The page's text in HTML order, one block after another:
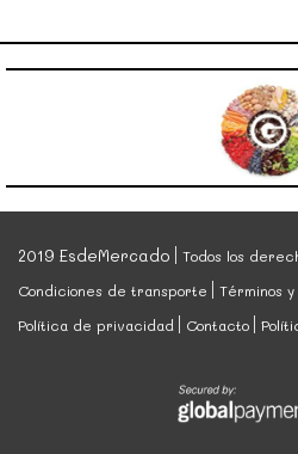
2019 EsdeMercado
Todos los
Condiciones de transporte
Términos
Política de privacidad
Contacto